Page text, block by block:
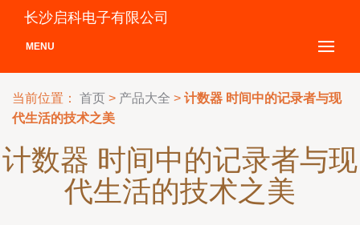
长沙启科电子有限公司
MENU
当前位置： 首页 > 产品大全 > 计数器 时间中的记录者与现
代生活的技术之美
计数器 时间中的记录者与现
代生活的技术之美